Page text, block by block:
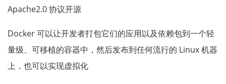
Apache2.0 协议开源
Docker 可以让开发者打包它们的应用以及依赖包到一个轻
量级、可移植的容器中，然后发布到任何流行的 Linux 机器
上，也可以实现虚拟化